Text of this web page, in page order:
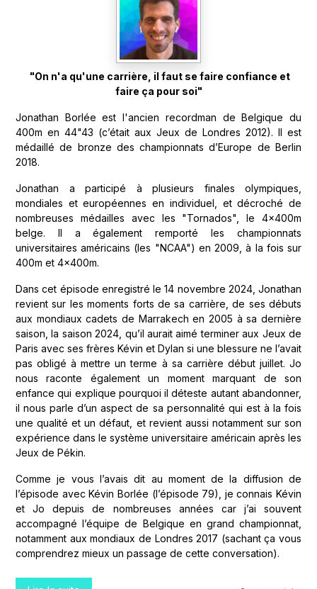
"On n'a qu'une carrière, il faut se faire confiance et
faire ça pour soi"
Jonathan Borlée est l'ancien recordman de Belgique du
400m en 44"43 (c’était aux Jeux de Londres 2012). Il est
médaillé de bronze des championnats d’Europe de Berlin
2018.
Jonathan a participé à plusieurs finales olympiques,
mondiales et européennes en individuel, et décroché de
nombreuses médailles avec les "Tornados", le 4x400m
belge. Il a également remporté les championnats
universitaires américains (les "NCAA") en 2009, à la fois sur
400m et 4x400m.
Dans cet épisode enregistré le 14 novembre 2024, Jonathan
revient sur les moments forts de sa carrière, de ses débuts
aux mondiaux cadets de Marrakech en 2005 à sa dernière
saison, la saison 2024, qu’il aurait aimé terminer aux Jeux de
Paris avec ses frères Kévin et Dylan si une blessure ne l’avait
pas obligé à mettre un terme à sa carrière début juillet. Jo
nous raconte également un moment marquant de son
enfance qui explique pourquoi il déteste autant abandonner,
il nous parle d’un aspect de sa personnalité qui est à la fois
une qualité et un défaut, et revient aussi notamment sur son
expérience dans le système universitaire américain après les
Jeux de Pékin.
Comme je vous l’avais dit au moment de la diffusion de
l’épisode avec Kévin Borlée (l’épisode 79), je connais Kévin
et Jo depuis de nombreuses années car j’ai souvent
accompagné l’équipe de Belgique en grand championnat,
notamment aux mondiaux de Londres 2017 (sachant ça vous
comprendrez mieux un passage de cette conversation).